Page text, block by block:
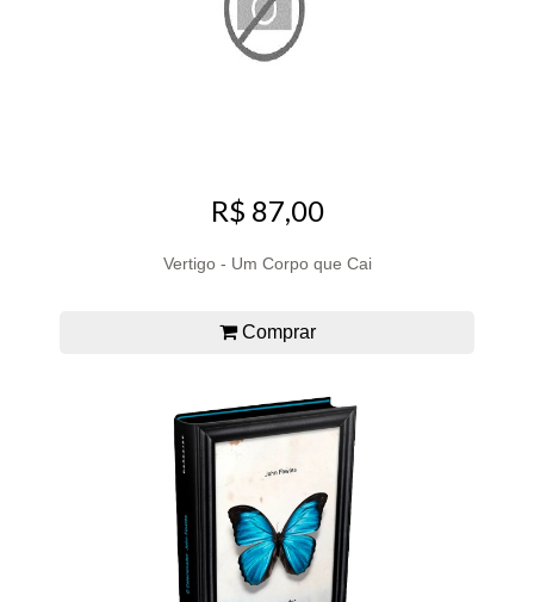
R$ 87,00
Vertigo - Um Corpo que Cai
Comprar